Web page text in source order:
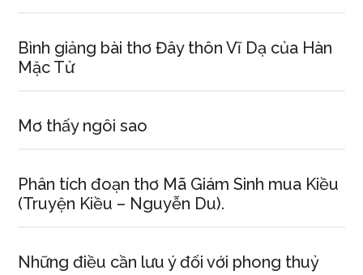
Bình giảng bài thơ Đây thôn Vĩ Dạ của Hàn
Mặc Tử
Mơ thấy ngôi sao
Phân tích đoạn thơ Mã Giám Sinh mua Kiều
(Truyện Kiều – Nguyễn Du).
Những điều cần lưu ý đối với phong thuỷ